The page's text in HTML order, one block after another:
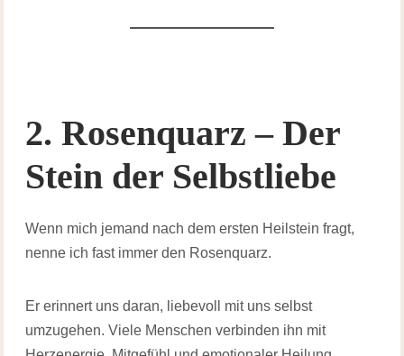
2. Rosenquarz – Der
Stein der Selbstliebe
Wenn mich jemand nach dem ersten Heilstein fragt,
nenne ich fast immer den Rosenquarz.
Er erinnert uns daran, liebevoll mit uns selbst
umzugehen. Viele Menschen verbinden ihn mit